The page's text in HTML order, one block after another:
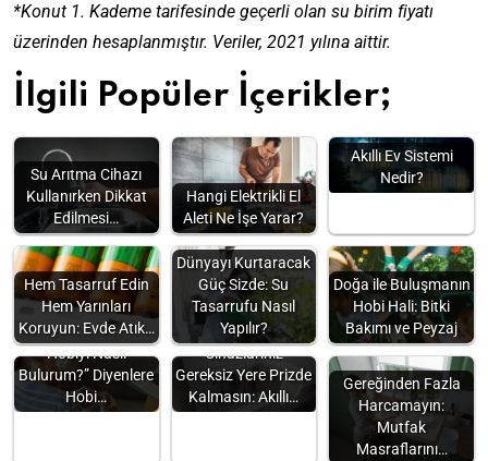
*Konut 1. Kademe tarifesinde geçerli olan su birim fiyatı
üzerinden hesaplanmıştır. Veriler, 2021 yılına aittir.
İlgili Popüler İçerikler;
Su Arıtma Cihazı
Kullanırken Dikkat
Edilmesi…
Hangi Elektrikli El
Aleti Ne İşe Yarar?
Akıllı Ev Sistemi
Nedir?
Hem Tasarruf Edin
Hem Yarınları
Koruyun: Evde Atık…
Dünyayı Kurtaracak
Güç Sizde: Su
Tasarrufu Nasıl
Yapılır?
Doğa ile Buluşmanın
Hobi Hali: Bitki
Bakımı ve Peyzaj
“Kendime Uygun
Hobiyi Nasıl
Bulurum?” Diyenlere
Hobi…
Cihazlarınız
Gereksiz Yere Prizde
Kalmasın: Akıllı…
Gereğinden Fazla
Harcamayın:
Mutfak
Masraflarını…